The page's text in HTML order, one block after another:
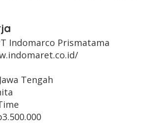
Indomarco Prismatama
Tengah
3.500.000